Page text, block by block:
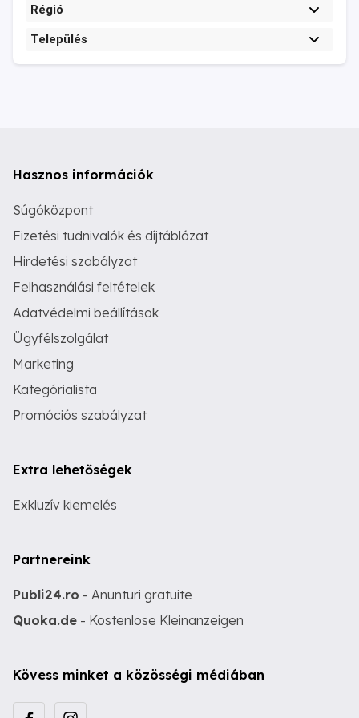
Régió
Település
Hasznos információk
Súgóközpont
Fizetési tudnivalók és díjtáblázat
Hirdetési szabályzat
Felhasználási feltételek
Adatvédelmi beállítások
Ügyfélszolgálat
Marketing
Kategórialista
Promóciós szabályzat
Extra lehetőségek
Exkluzív kiemelés
Partnereink
Publi24.ro - Anunturi gratuite
Quoka.de - Kostenlose Kleinanzeigen
Kövess minket a közösségi médiában